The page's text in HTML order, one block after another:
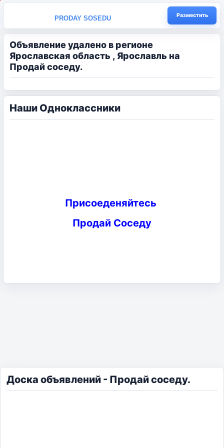
PRODAY SOSEDU Разместить
Объявление удалено в регионе
Ярославская область , Ярославль на
Продай соседу.
Наши Одноклассники
Присоеденяйтесь
Продай Соседу
Доска объявлений - Продай соседу.